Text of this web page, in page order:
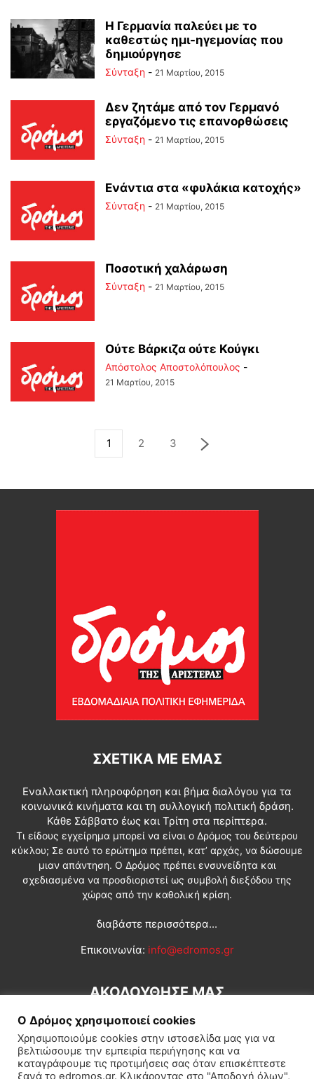
Η Γερμανία παλεύει με το
καθεστώς ημι-ηγεμονίας που
δημιούργησε
Σύνταξη - 21 Μαρτίου, 2015
Δεν ζητάμε από τον Γερμανό
εργαζόμενο τις επανορθώσεις
Σύνταξη - 21 Μαρτίου, 2015
Ενάντια στα «φυλάκια κατοχής»
Σύνταξη - 21 Μαρτίου, 2015
Ποσοτική χαλάρωση
Σύνταξη - 21 Μαρτίου, 2015
Ούτε Βάρκιζα ούτε Κούγκι
Απόστολος Αποστολόπουλος -
21 Μαρτίου, 2015
1 2 3
ΣΧΕΤΙΚΆ ΜΕ ΕΜΆΣ
Εναλλακτική πληροφόρηση και βήμα διαλόγου για τα
κοινωνικά κινήματα και τη συλλογική πολιτική δράση.
Κάθε Σάββατο έως και Τρίτη στα περίπτερα.
Τι είδους εγχείρημα μπορεί να είναι ο Δρόμος του δεύτερου
κύκλου; Σε αυτό το ερώτημα πρέπει, κατ’ αρχάς, να δώσουμε
μιαν απάντηση. Ο Δρόμος πρέπει ενσυνείδητα και
σχεδιασμένα να προσδιοριστεί ως συμβολή διεξόδου της
χώρας από την καθολική κρίση.
διαβάστε περισσότερα...
Επικοινωνία: info@edromos.gr
ΑΚΟΛΟΥΘΗΣΕ ΜΑΣ
Ο Δρόμος χρησιμοποιεί cookies
Χρησιμοποιούμε cookies στην ιστοσελίδα μας για να
βελτιώσουμε την εμπειρία περιήγησης και να
καταγράφουμε τις προτιμήσεις σας όταν επισκέπτεστε
ξανά το edromos.gr. Κλικάροντας στο "Αποδοχή όλων",